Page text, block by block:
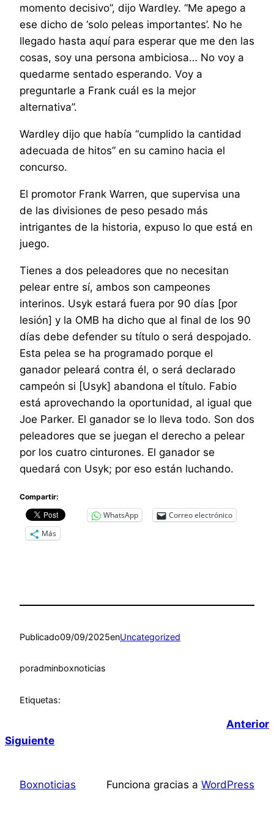
momento decisivo”, dijo Wardley. “Me apego a
ese dicho de ‘solo peleas importantes’. No he
llegado hasta aquí para esperar que me den las
cosas, soy una persona ambiciosa… No voy a
quedarme sentado esperando. Voy a
preguntarle a Frank cuál es la mejor
alternativa”.
Wardley dijo que había “cumplido la cantidad
adecuada de hitos” en su camino hacia el
concurso.
El promotor Frank Warren, que supervisa una
de las divisiones de peso pesado más
intrigantes de la historia, expuso lo que está en
juego.
Tienes a dos peleadores que no necesitan
pelear entre sí, ambos son campeones
interinos. Usyk estará fuera por 90 días [por
lesión] y la OMB ha dicho que al final de los 90
días debe defender su título o será despojado.
Esta pelea se ha programado porque el
ganador peleará contra él, o será declarado
campeón si [Usyk] abandona el título. Fabio
está aprovechando la oportunidad, al igual que
Joe Parker. El ganador se lo lleva todo. Son dos
peleadores que se juegan el derecho a pelear
por los cuatro cinturones. El ganador se
quedará con Usyk; por eso están luchando.
Compartir:
WhatsApp
Correo electrónico
Más
Publicado09/09/2025enUncategorized
poradminboxnoticias
Etiquetas:
Anterior
Siguiente
Boxnoticias Funciona gracias a WordPress